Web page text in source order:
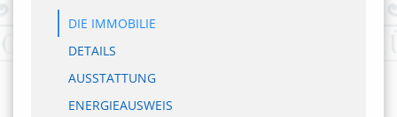
DIE IMMOBILIE
DETAILS
AUSSTATTUNG
ENERGIEAUSWEIS